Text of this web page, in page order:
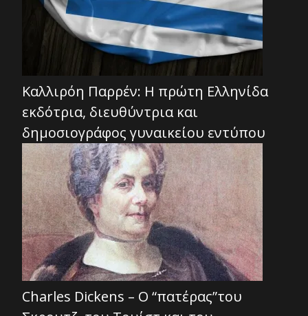
Καλλιρόη Παρρέν: Η πρώτη Ελληνίδα
εκδότρια, διευθύντρια και
δημοσιογράφος γυναικείου εντύπου
Charles Dickens – Ο “πατέρας”του